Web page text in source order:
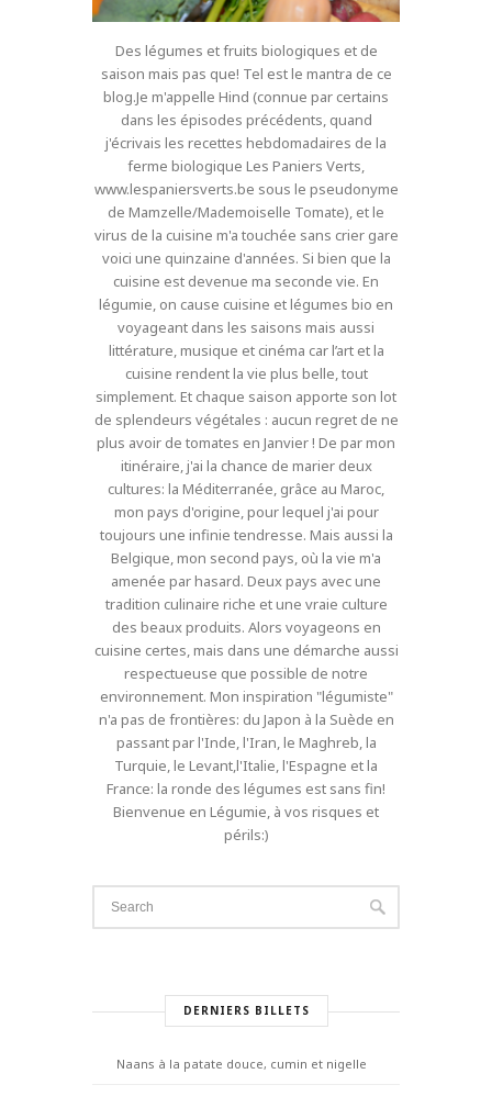
Des légumes et fruits biologiques et de
saison mais pas que! Tel est le mantra de ce
blog.Je m'appelle Hind (connue par certains
dans les épisodes précédents, quand
j'écrivais les recettes hebdomadaires de la
ferme biologique Les Paniers Verts,
www.lespaniersverts.be sous le pseudonyme
de Mamzelle/Mademoiselle Tomate), et le
virus de la cuisine m'a touchée sans crier gare
voici une quinzaine d'années. Si bien que la
cuisine est devenue ma seconde vie. En
légumie, on cause cuisine et légumes bio en
voyageant dans les saisons mais aussi
littérature, musique et cinéma car l’art et la
cuisine rendent la vie plus belle, tout
simplement. Et chaque saison apporte son lot
de splendeurs végétales : aucun regret de ne
plus avoir de tomates en Janvier ! De par mon
itinéraire, j'ai la chance de marier deux
cultures: la Méditerranée, grâce au Maroc,
mon pays d'origine, pour lequel j'ai pour
toujours une infinie tendresse. Mais aussi la
Belgique, mon second pays, où la vie m'a
amenée par hasard. Deux pays avec une
tradition culinaire riche et une vraie culture
des beaux produits. Alors voyageons en
cuisine certes, mais dans une démarche aussi
respectueuse que possible de notre
environnement. Mon inspiration "légumiste"
n'a pas de frontières: du Japon à la Suède en
passant par l'Inde, l'Iran, le Maghreb, la
Turquie, le Levant,l'Italie, l'Espagne et la
France: la ronde des légumes est sans fin!
Bienvenue en Légumie, à vos risques et
périls:)
DERNIERS BILLETS
Naans à la patate douce, cumin et nigelle